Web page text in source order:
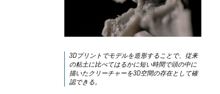
3Dプリントでモデルを造形することで、従来
の粘土に比べてはるかに短い時間で頭の中に
描いたクリーチャーを3D空間の存在として確
認できる。